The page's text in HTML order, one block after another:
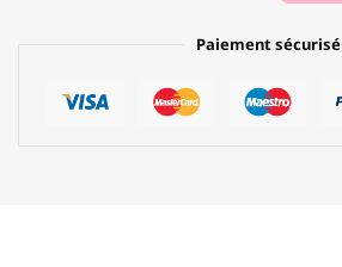
Paiement sécurisé